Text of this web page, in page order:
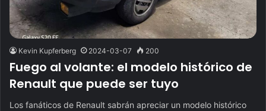
Kevin Kupferberg 2024-03-07 200
Fuego al volante: el modelo histórico de
Renault que puede ser tuyo
Los fanáticos de Renault sabrán apreciar un modelo histórico